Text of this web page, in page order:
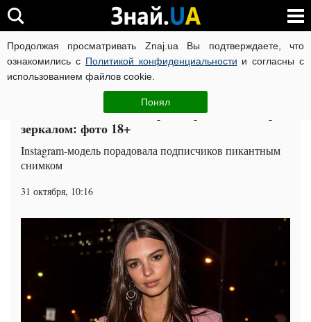
Продолжая просматривать Znaj.ua Вы подтверждаете, что
ознакомились с Политикой конфиденциальности и согласны с
использованием файлов cookie.
Понял
ВОЙНА РОССИИ ПРОТИВ УКРАИНЫ КОРОНАВИРУС В
Шоу-бизнес ЧИТАТИ УКРАЇНСЬКОЮ
Эмили Ратаковски поиграла прелестями перед
зеркалом: фото 18+
Instagram-модель порадовала подписчиков пикантным
снимком
31 октября, 10:16